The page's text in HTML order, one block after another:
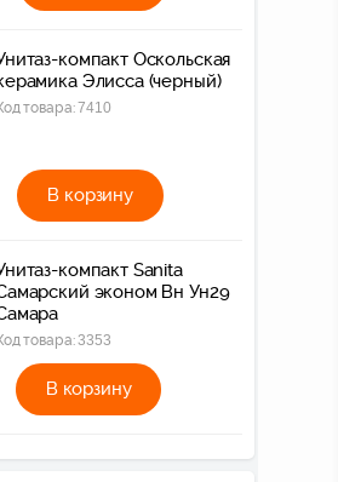
компакт Оскольская
Элисса (черный)
товара:7410
В корзину
компакт Sanita
эконом Вн Ун29
товара:3353
В корзину